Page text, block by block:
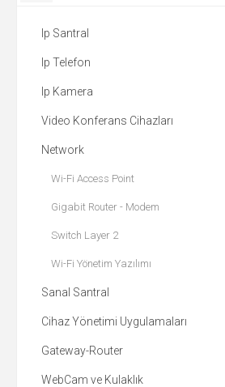
Ip Santral
Ip Telefon
Ip Kamera
Video Konferans Cihazları
Network
Wi-Fi Access Point
Gigabit Router - Modem
Switch Layer 2
Wi-Fi Yönetim Yazılımı
Sanal Santral
Cihaz Yönetimi Uygulamaları
Gateway-Router
WebCam ve Kulaklık